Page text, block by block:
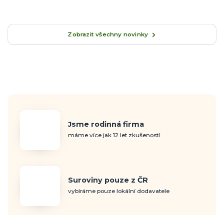
Zobrazit všechny novinky
Jsme rodinná firma
máme více jak 12 let zkušeností
Suroviny pouze z ČR
vybíráme pouze lokální dodavatele